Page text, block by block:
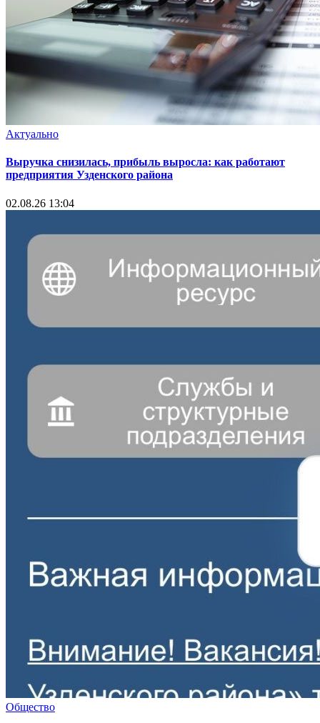
Актуально
Выручка снизилась, прибыль выросла: как работают
предприятия Узденского района
02.08.26 13:04
Общество